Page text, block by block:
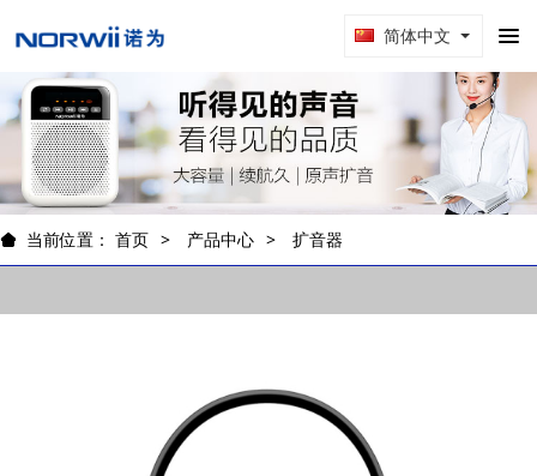
简体中文
当前位置： 首页 产品中心 扩音器